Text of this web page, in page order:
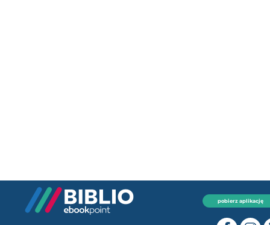
pobierz aplikację